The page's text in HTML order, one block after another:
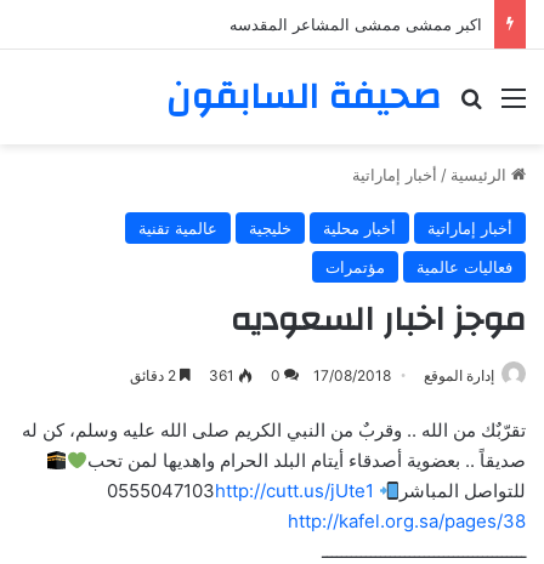
اكبر ممشى ممشى المشاعر المقدسه
صحيفة السابقون القائمة بحث عن
الرئيسية / أخبار إماراتية
أخبار إماراتية أخبار محلية خليجية
عالمية تقنية
فعاليات عالمية
مؤتمرات
موجز اخبار السعوديه
إدارة الموقع 17/08/2018
0
361
تقرّبٌك من الله .. وقربٌ من النبي الكريم صلى الله عليه وسلم، كن له
صديقاً .. بعضوية أصدقاء أيتام البلد الحرام واهديها لمن تحب
للتواصل المباشر
http://cutt.us/jUte1
http://kafel.org.sa/pages/38
ــــــــــــــــــــــــــــــــــــــــــ